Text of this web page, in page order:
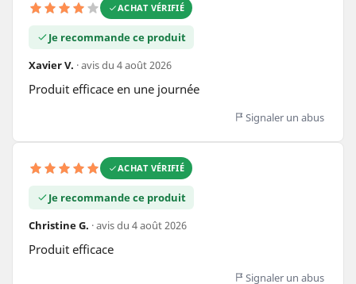
ACHAT VÉRIFIÉ
Je recommande ce produit
Xavier V. · avis du 4 août 2026
Produit efficace en une journée
Signaler un abus
ACHAT VÉRIFIÉ
Je recommande ce produit
Christine G. · avis du 4 août 2026
Produit efficace
Signaler un abus